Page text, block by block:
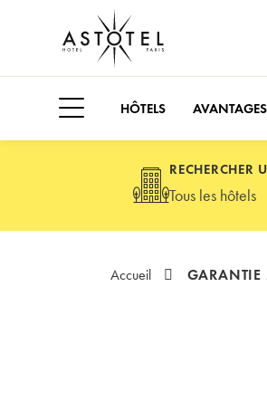
HÔTELS AVANTAGES
RECHERCHER
Tous les hôtels
Accueil GARANTIE